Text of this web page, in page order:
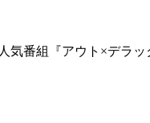
番組『アウト×デラ